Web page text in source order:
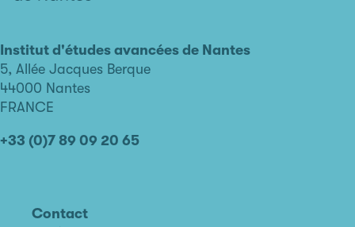
avancées
de
Nantes
Institut d'études avancées de Nantes
5, Allée Jacques Berque
44000 Nantes
FRANCE
+33 (0)7 89 09 20 65
Contact